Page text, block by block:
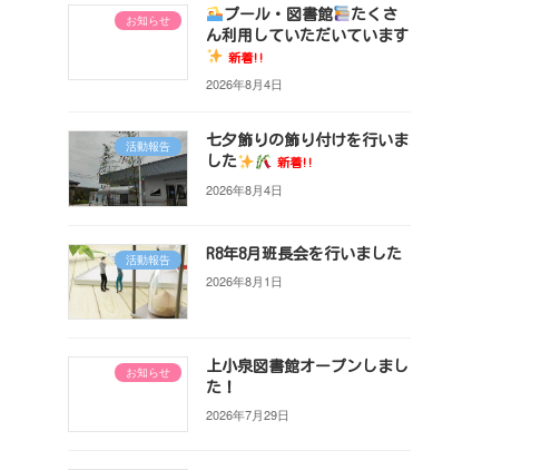
お知らせ プール・図書館
たくさ
ん利用していただいています
新着!!
2026年8月4日
活動報告
七夕飾りの飾り付けを行いま
した
新着!!
2026年8月4日
活動報告 R8年8月班長会を行いました
2026年8月1日
お知らせ
上小泉図書館オープンしまし
た！
2026年7月29日